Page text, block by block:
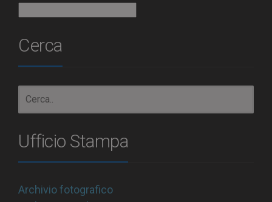
Cerca
Ufficio Stampa
Archivio fotografico